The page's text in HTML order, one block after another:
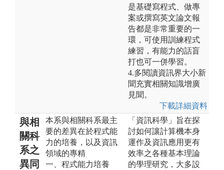
是基礎寫程式、做專
案或撰寫英文論文報
告都是非常重要的一
環，可使用訓練程式
練習，有能力的話盲
打也可一併學習。
4.多閱讀資訊界大小新
聞充實相關知識增廣
見聞。
下載詳細資料
與相
關科
系之
異同
本系與相關科系最主
要的差異在於程式能
力的培養，以及資訊
領域的專精
一、程式能力培養
「資訊科學」旨在探
討如何讓計算機本身
運作及資訊應用更有
效率之各種基本理論
的學理研究，大多設